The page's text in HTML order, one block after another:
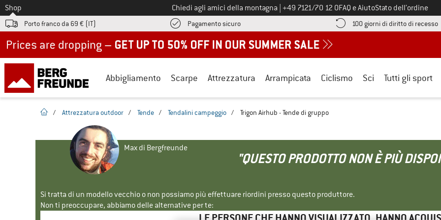
Allo
Shop Chiedi agli amici della montagna Chiamaci al numero
+49 7121/70 12 0FAQ e AiutoStato dell’ordine
Porto franco da 69 € (IT) Pagamento sicuroQui trovi le informazioni di pagamento! Si apre in una casella
100 giorni di diritto di recesso
Abbigliamento Scarpe Attrezzatura Arrampicata Ciclismo Sci Tutti gli sport
pagina iniziale
/ Attrezzatura outdoor / Tende / Tendalini campeggio / Trigon Airhub - Tende di gruppo
Max di Bergfreunde
"QUESTO PRODOTTO NON È PIÙ
Si tratta di un modello vecchio o non possiamo più effettuare riordini presso questo produttore.
Non ti preoccupare, abbiamo delle alternative per te: